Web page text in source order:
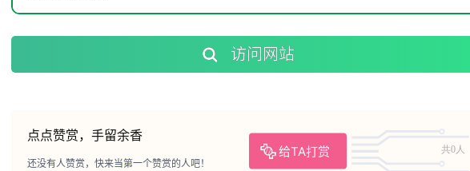
访问网站
点点赞赏，手留余香
给TA打赏 共0人
还没有人赞赏，快来当第一个赞赏的人吧！